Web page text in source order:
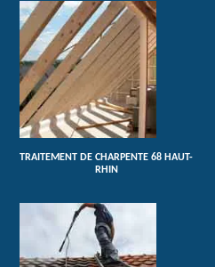
TRAITEMENT DE CHARPENTE 68 HAUT-
RHIN